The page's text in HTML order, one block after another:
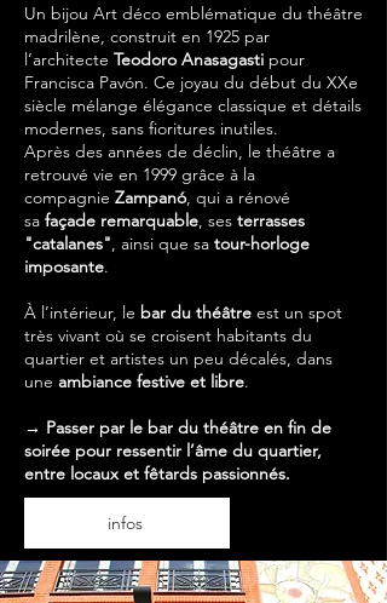
Un bijou Art déco emblématique du théâtre
madrilène, construit en 1925 par
l’architecte Teodoro Anasagasti pour
Francisca Pavón. Ce joyau du début du XXe
siècle mélange élégance classique et détails
modernes, sans fioritures inutiles.
Après des années de déclin, le théâtre a
retrouvé vie en 1999 grâce à la
compagnie Zampanó, qui a rénové
sa façade remarquable, ses terrasses
"catalanes", ainsi que sa tour-horloge
imposante.
À l’intérieur, le bar du théâtre est un spot
très vivant où se croisent habitants du
quartier et artistes un peu décalés, dans
une ambiance festive et libre.
→ Passer par le bar du théâtre en fin de
soirée pour ressentir l’âme du quartier,
entre locaux et fêtards passionnés.
infos